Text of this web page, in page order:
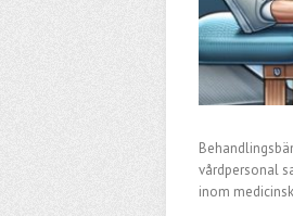
vårdpersonal
inom